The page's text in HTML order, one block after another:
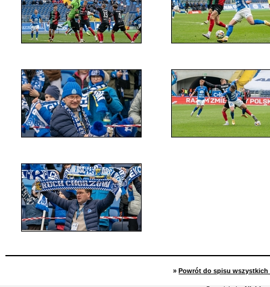
» Powrót do spisu wszystkich